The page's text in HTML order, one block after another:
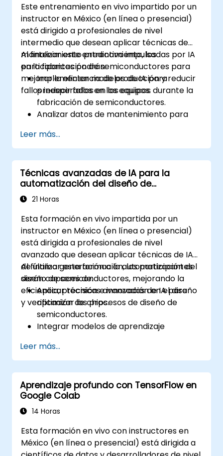
métodos estadísticos y basados en
aprendizaje automático.
Implementar agrupamiento (clustering)
y minería de reglas de asociación para la
segmentación de clientes y el
descubrimiento de patrones.
Este entrenamiento en vivo impartido por un
instructor en México (en línea o presencial)
está dirigido a profesionales de nivel
intermedio que desean aplicar técnicas de
mantenimiento predictivo impulsadas por IA
en la fabricación de semiconductores para
mejorar la eficiencia de producción y reducir
fallos inesperados en los equipos.
Al finalizar este entrenamiento, los
participantes podrán:
Implementar modelos de IA para
predecir fallos en los equipos durante la
fabricación de semiconductores.
Analizar datos de mantenimiento para
indiquen posibles problemas.
Integrar el mantenimiento predictivo
impulsado por IA en los flujos de trabajo
de manufactura existentes.
Reducir el tiempo de inactividad y los
costos de mantenimiento mediante la
Leer más...
Técnicas avanzadas de IA para la
automatización del diseño de
semiconductores
21 Horas
Esta formación en vivo impartida por un
instructor en México (en línea o presencial)
está dirigida a profesionales de nivel
avanzado que desean aplicar técnicas de IA
de última generación a la automatización del
diseño de semiconductores, mejorando la
eficiencia, precisión e innovación en el diseño
y verificación de chips.
Al finalizar esta formación, los participantes
serán capaces de:
Aplicar técnicas avanzadas de IA para
optimizar los procesos de diseño de
semiconductores.
Integrar modelos de aprendizaje
una verificación mejorada del diseño.
Desarrollar soluciones basadas en IA para
desafíos complejos de diseño en la
fabricación de chips.
Aprovechar las redes neuronales para
mejorar la precisión y velocidad de la
Leer más...
Aprendizaje profundo con TensorFlow en
Google Colab
14 Horas
Esta formación en vivo con instructores en
México (en línea o presencial) está dirigida a